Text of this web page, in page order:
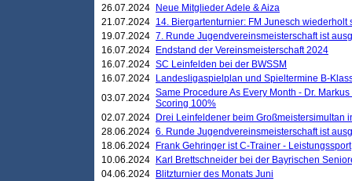
26.07.2024
Neue Mitglieder Adele & Aiza
21.07.2024 14. Biergartenturnier: FM Junesch wiederholt
19.07.2024 7. Runde Jugendvereinsmeisterschaft ist
16.07.2024
Endstand der Vereinsmeisterschaft 2024
16.07.2024 SC Leinfelden bei der BWSSM
16.07.2024
Landesligaspielplan und Spieltermine B-
03.07.2024 Same Procedure As Every Month - Dr.
Scoring 100%
02.07.2024
Drei Leinfeldener beim Großmeistersimultan
28.06.2024 6. Runde Jugendvereinsmeisterschaft ist
18.06.2024
Frank Gehringer ist C-Trainer - Leistungssport
10.06.2024
Karl Brettschneider bei der Bayrischen
04.06.2024
Blitzturnier des Monats Juni